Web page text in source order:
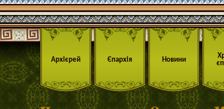
Архієрей Єпархія Новини